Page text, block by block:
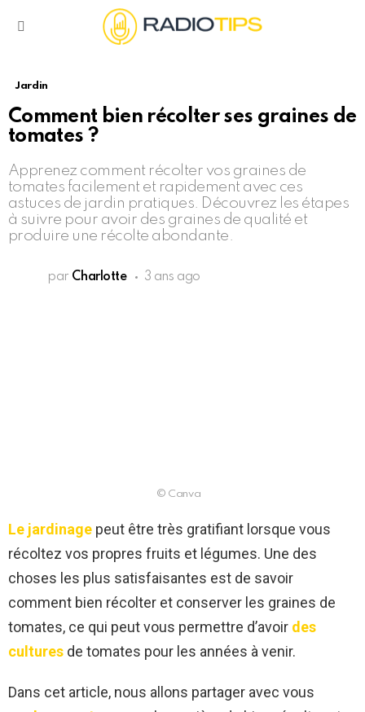
Jardin
Comment bien récolter ses graines de
tomates ?
Apprenez comment récolter vos graines de
tomates facilement et rapidement avec ces
astuces de jardin pratiques. Découvrez les étapes
à suivre pour avoir des graines de qualité et
produire une récolte abondante.
par Charlotte 3 ans ago
© Canva
Le jardinage peut être très gratifiant lorsque vous
récoltez vos propres fruits et légumes. Une des
choses les plus satisfaisantes est de savoir
comment bien récolter et conserver les graines de
tomates, ce qui peut vous permettre d’avoir des
cultures de tomates pour les années à venir.
Dans cet article, nous allons partager avec vous